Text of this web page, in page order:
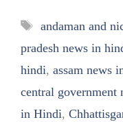
Tags
andaman and
pradesh news in
hindi, assam news
central government
in Hindi,